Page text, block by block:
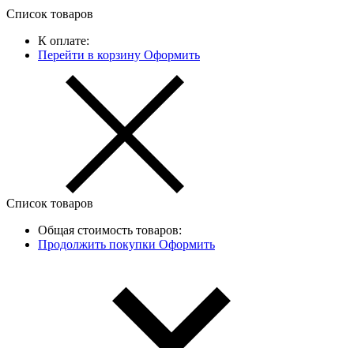
Список товаров
К оплате:
Перейти в корзину Оформить
Список товаров
Общая стоимость товаров:
Продолжить покупки Оформить